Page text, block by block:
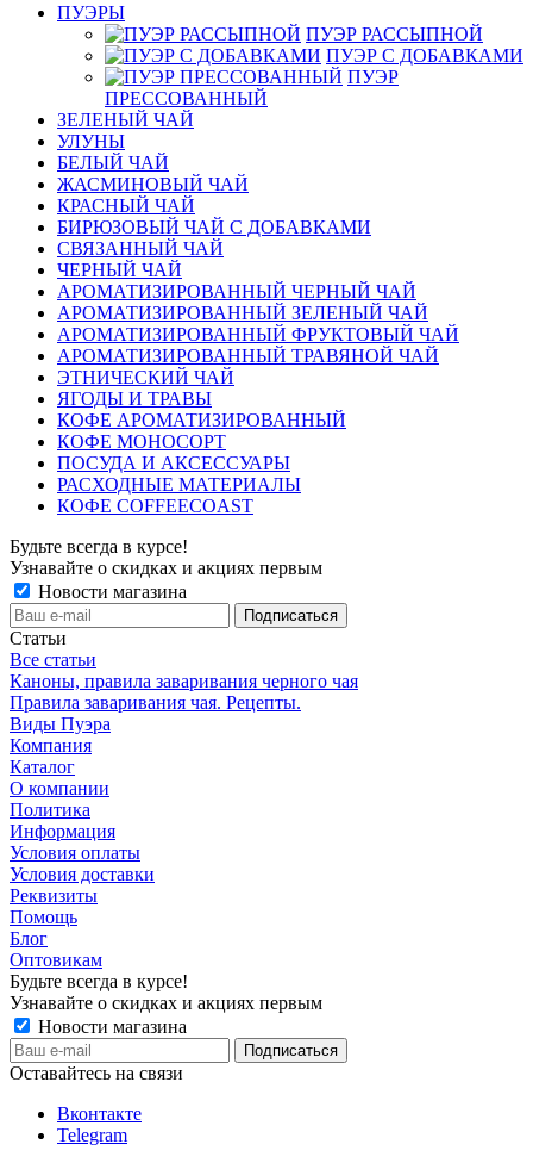
ПУЭРЫ
ПУЭР РАССЫПНОЙ
ПУЭР С ДОБАВКАМИ
ПУЭР
ПРЕССОВАННЫЙ
ЗЕЛЕНЫЙ ЧАЙ
УЛУНЫ
БЕЛЫЙ ЧАЙ
ЖАСМИНОВЫЙ ЧАЙ
КРАСНЫЙ ЧАЙ
БИРЮЗОВЫЙ ЧАЙ С ДОБАВКАМИ
СВЯЗАННЫЙ ЧАЙ
ЧЕРНЫЙ ЧАЙ
АРОМАТИЗИРОВАННЫЙ ЧЕРНЫЙ ЧАЙ
АРОМАТИЗИРОВАННЫЙ ЗЕЛЕНЫЙ ЧАЙ
АРОМАТИЗИРОВАННЫЙ ФРУКТОВЫЙ ЧАЙ
АРОМАТИЗИРОВАННЫЙ ТРАВЯНОЙ ЧАЙ
ЭТНИЧЕСКИЙ ЧАЙ
ЯГОДЫ И ТРАВЫ
КОФЕ АРОМАТИЗИРОВАННЫЙ
КОФЕ МОНОСОРТ
ПОСУДА И АКСЕССУАРЫ
РАСХОДНЫЕ МАТЕРИАЛЫ
КОФЕ COFFEECOAST
Будьте всегда в курсе!
Узнавайте о скидках и акциях первым
Новости магазина
Статьи
Все статьи
Каноны, правила заваривания черного чая
Правила заваривания чая. Рецепты.
Виды Пуэра
Компания
Каталог
О компании
Политика
Информация
Условия оплаты
Условия доставки
Реквизиты
Помощь
Блог
Оптовикам
Будьте всегда в курсе!
Узнавайте о скидках и акциях первым
Новости магазина
Оставайтесь на связи
Вконтакте
Telegram